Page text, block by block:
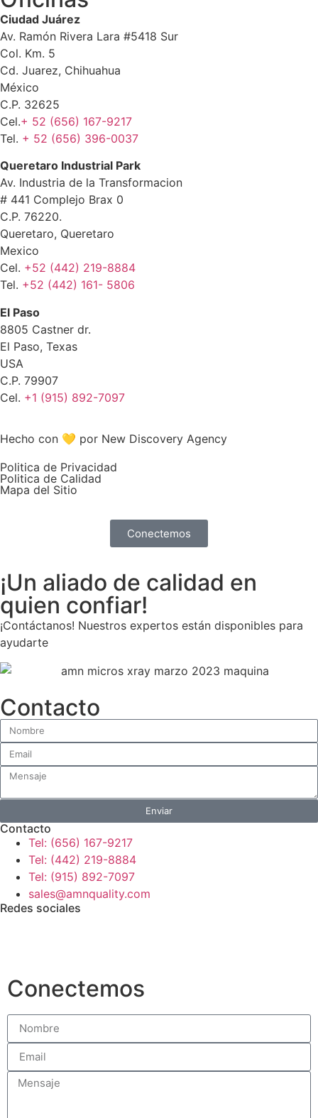
Ciudad Juárez
Av. Ramón Rivera Lara #5418 Sur
Col. Km. 5
Cd. Juarez, Chihuahua
México
C.P. 32625
Cel.+ 52 (656) 167-9217
Tel. + 52 (656) 396-0037
Queretaro Industrial Park
Av. Industria de la Transformacion
# 441 Complejo Brax 0
C.P. 76220.
Queretaro, Queretaro
Mexico
Cel. +52 (442) 219-8884
Tel. +52 (442) 161- 5806
El Paso
8805 Castner dr.
El Paso, Texas
USA
C.P. 79907
Cel. +1 (915) 892-7097
Hecho con 💛 por New Discovery Agency
Politica de Privacidad
Politica de Calidad
Mapa del Sitio
Conectemos
¡Un aliado de calidad en
quien confiar!
¡Contáctanos! Nuestros expertos están disponibles para
ayudarte
Contacto
Enviar
Contacto
Tel: (656) 167-9217
Tel: (442) 219-8884
Tel: (915) 892-7097
sales@amnquality.com
Redes sociales
Conectemos